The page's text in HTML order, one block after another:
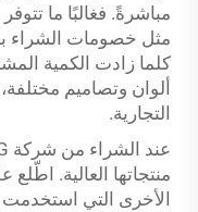
مباشرةً. فغالبًا ما
مثل خصومات الشراء
كلما زادت الكمية
ألوان وتصاميم
التجارية.
منتجاتها العالية.
الأخرى التي